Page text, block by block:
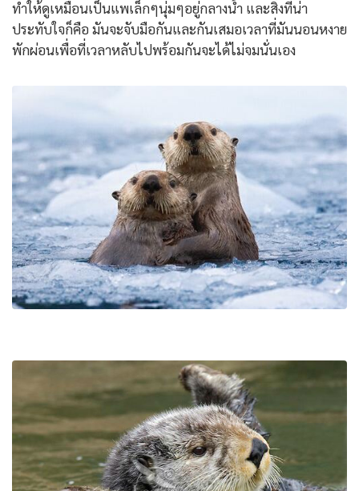
ทำให้ดูเหมือนเป็นแพเล็กๆนุ่มๆอยู่กลางน้ำ และสิ่งที่น่า
ประทับใจก็คือ มันจะจับมือกันและกันเสมอเวลาที่มันนอนหงาย
พักผ่อนเพื่อที่เวลาหลับไปพร้อมกันจะได้ไม่จมนั่นเอง